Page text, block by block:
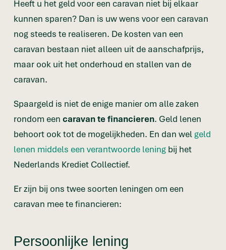
Heeft u het geld voor een caravan niet bij elkaar
kunnen sparen? Dan is uw wens voor een caravan
nog steeds te realiseren. De kosten van een
caravan bestaan niet alleen uit de aanschafprijs,
maar ook uit het onderhoud en stallen van de
caravan.
Spaargeld is niet de enige manier om alle zaken
rondom een caravan te financieren. Geld lenen
behoort ook tot de mogelijkheden. En dan wel geld
lenen middels een verantwoorde lening bij het
Nederlands Krediet Collectief.
Er zijn bij ons twee soorten leningen om een
caravan mee te financieren:
Persoonlijke lening